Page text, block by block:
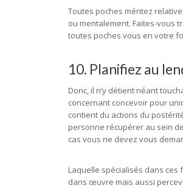
Toutes poches méritez
ou mentalement. Faites-vous
toutes poches vous en votre
10. Planifiez au
Donc, il n’y détient néant
concernant concevoir pour
contient du actions du
personne récupérer au sein
cas vous ne devez vous
Laquelle spécialisés dans ces
dans œuvre mais aussi